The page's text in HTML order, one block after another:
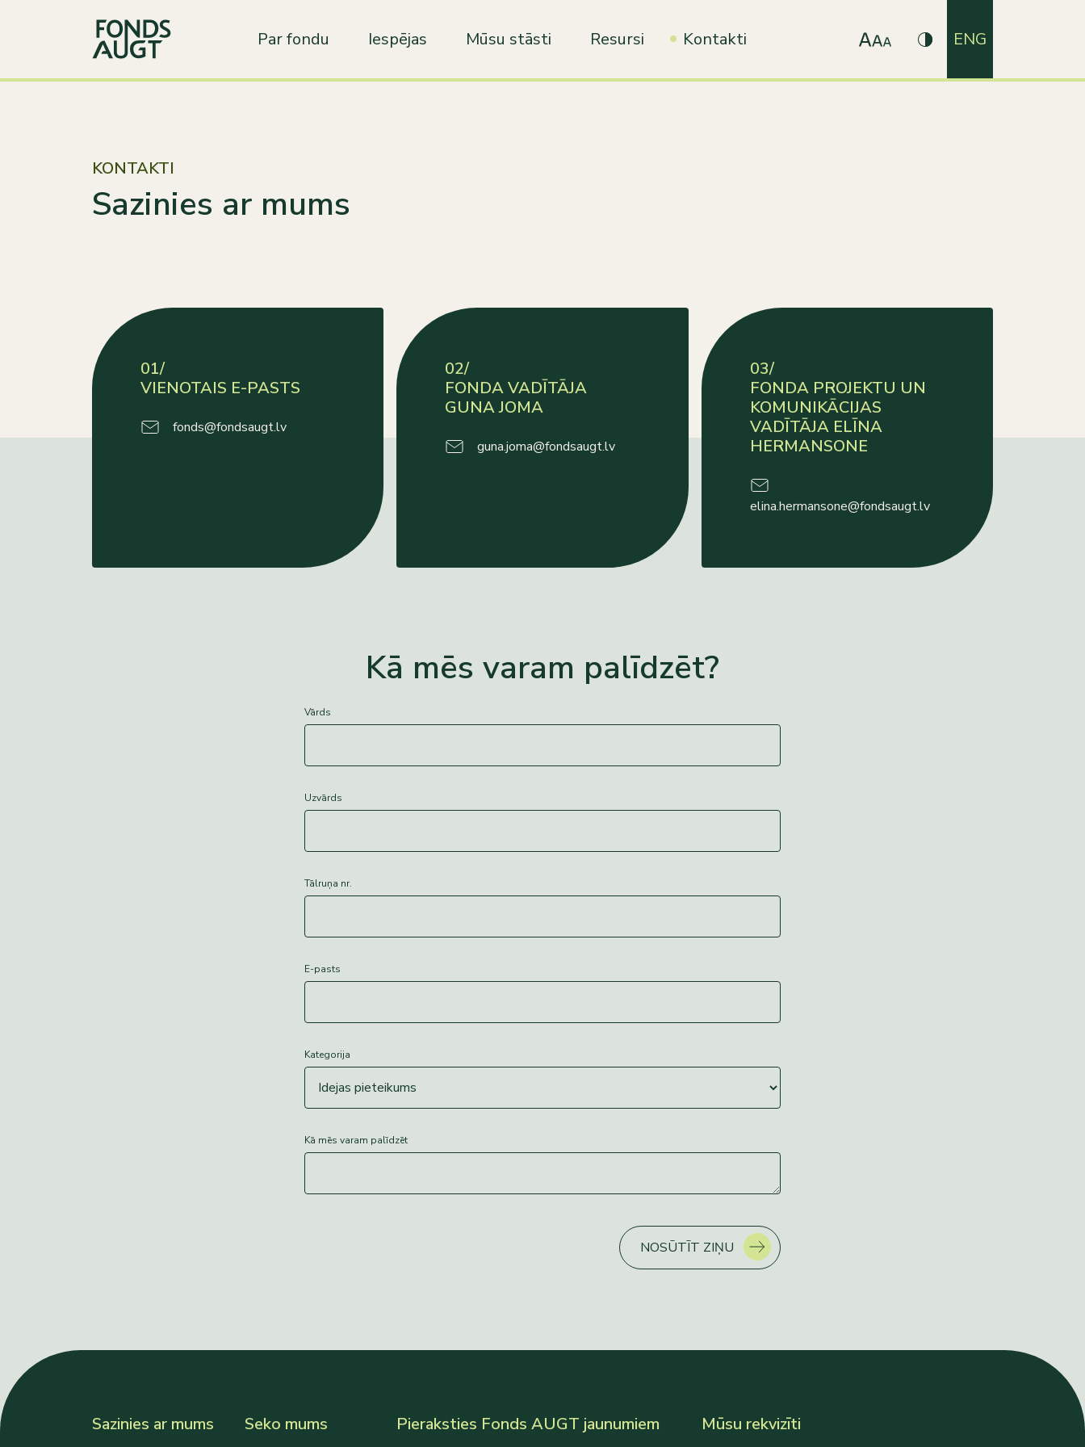
Par fondu Iespējas Mūsu stāsti Resursi Kontakti ENG
KONTAKTI
Sazinies ar mums
01/
VIENOTAIS E-PASTS
fonds@fondsaugt.lv
02/
FONDA VADĪTĀJA
GUNA JOMA
guna.joma@fondsaugt.lv
03/
FONDA PROJEKTU UN
KOMUNIKĀCIJAS
VADĪTĀJA ELĪNA
HERMANSONE
elina.hermansone@fondsaugt.lv
Kā mēs varam palīdzēt?
Vārds
Uzvārds
Tālruņa nr.
E-pasts
Kategorija
Kā mēs varam palīdzēt
NOSŪTĪT ZIŅU
Sazinies ar mums Seko mums Pieraksties Fonds AUGT jaunumiem Mūsu rekvizīti